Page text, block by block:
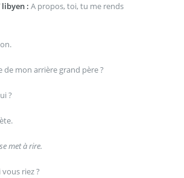
libyen : A propos, toi, tu me rends
de mon arrière grand père ?
?
met à rire.
riez ?